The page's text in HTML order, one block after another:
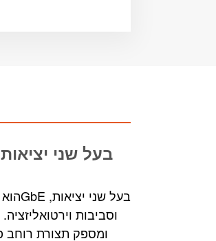
QSFP28 בעל שני יציאות